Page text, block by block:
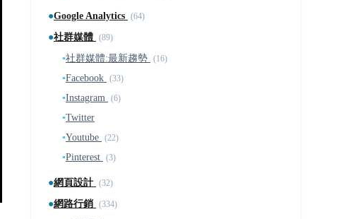
●Google Analytics (64)
●社群媒體 (89)
▪社群媒體:最新趨勢 (16)
▪Facebook (33)
▪Instagram (6)
▪Twitter
▪Youtube (22)
▪Pinterest (3)
●網頁設計 (32)
●網路行銷 (334)